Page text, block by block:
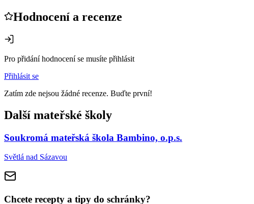
Hodnocení a recenze
Pro přidání hodnocení se musíte přihlásit
Přihlásit se
Zatím zde nejsou žádné recenze. Buďte první!
Další mateřské školy
Soukromá mateřská škola Bambino, o.p.s.
Světlá nad Sázavou
Chcete recepty a tipy do schránky?